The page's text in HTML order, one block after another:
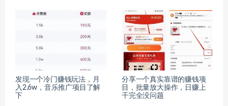
发现一个冷门赚钱玩法，月
入2.6w，音乐推广项目了解
下
分享一个真实靠谱的赚钱项
目，批量放大操作，日赚上
千完全没问题